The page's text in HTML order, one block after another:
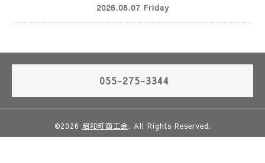
2026.08.07 Friday
055-275-3344
©2026 昭和町商工会. All Rights Reserved.